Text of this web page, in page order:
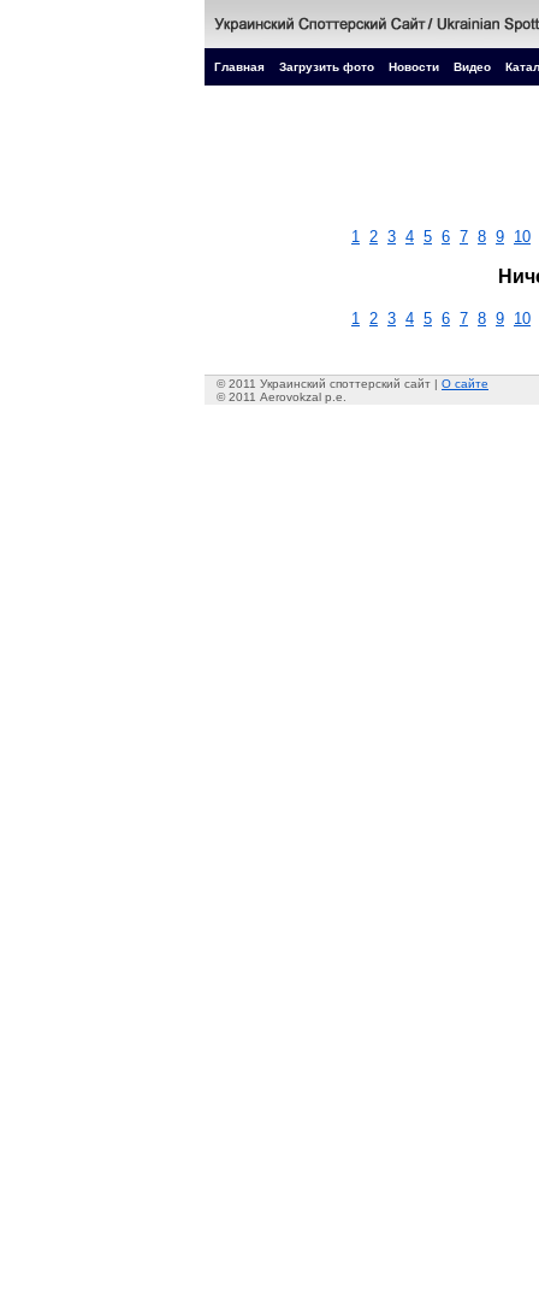
Главная Загрузить фото Новости Видео
1 2 3 4 5 6 7 8 9 10
1 2 3 4 5 6 7 8 9 10
© 2011 Украинский споттерский сайт | О сайте
© 2011 Aerovokzal p.e.